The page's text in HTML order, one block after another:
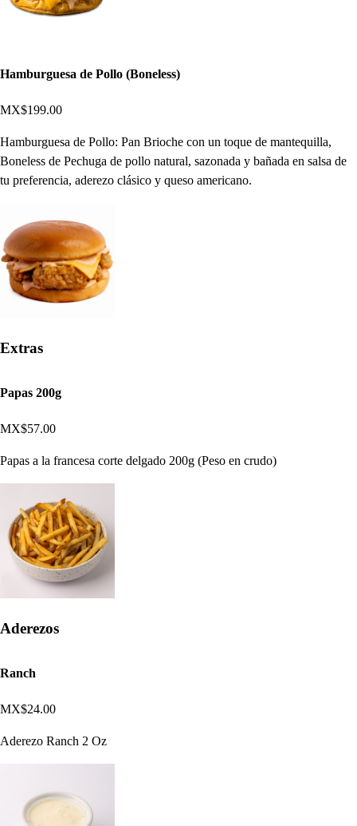
Hamburguesa de Pollo (Boneless)
MX$199.00
Hamburguesa de Pollo: Pan Brioche con un toque de mantequilla,
Boneless de Pechuga de pollo natural, sazonada y bañada en salsa de
tu preferencia, aderezo clásico y queso americano.
Extras
Papas 200g
MX$57.00
Papas a la francesa corte delgado 200g (Peso en crudo)
Aderezos
Ranch
MX$24.00
Aderezo Ranch 2 Oz